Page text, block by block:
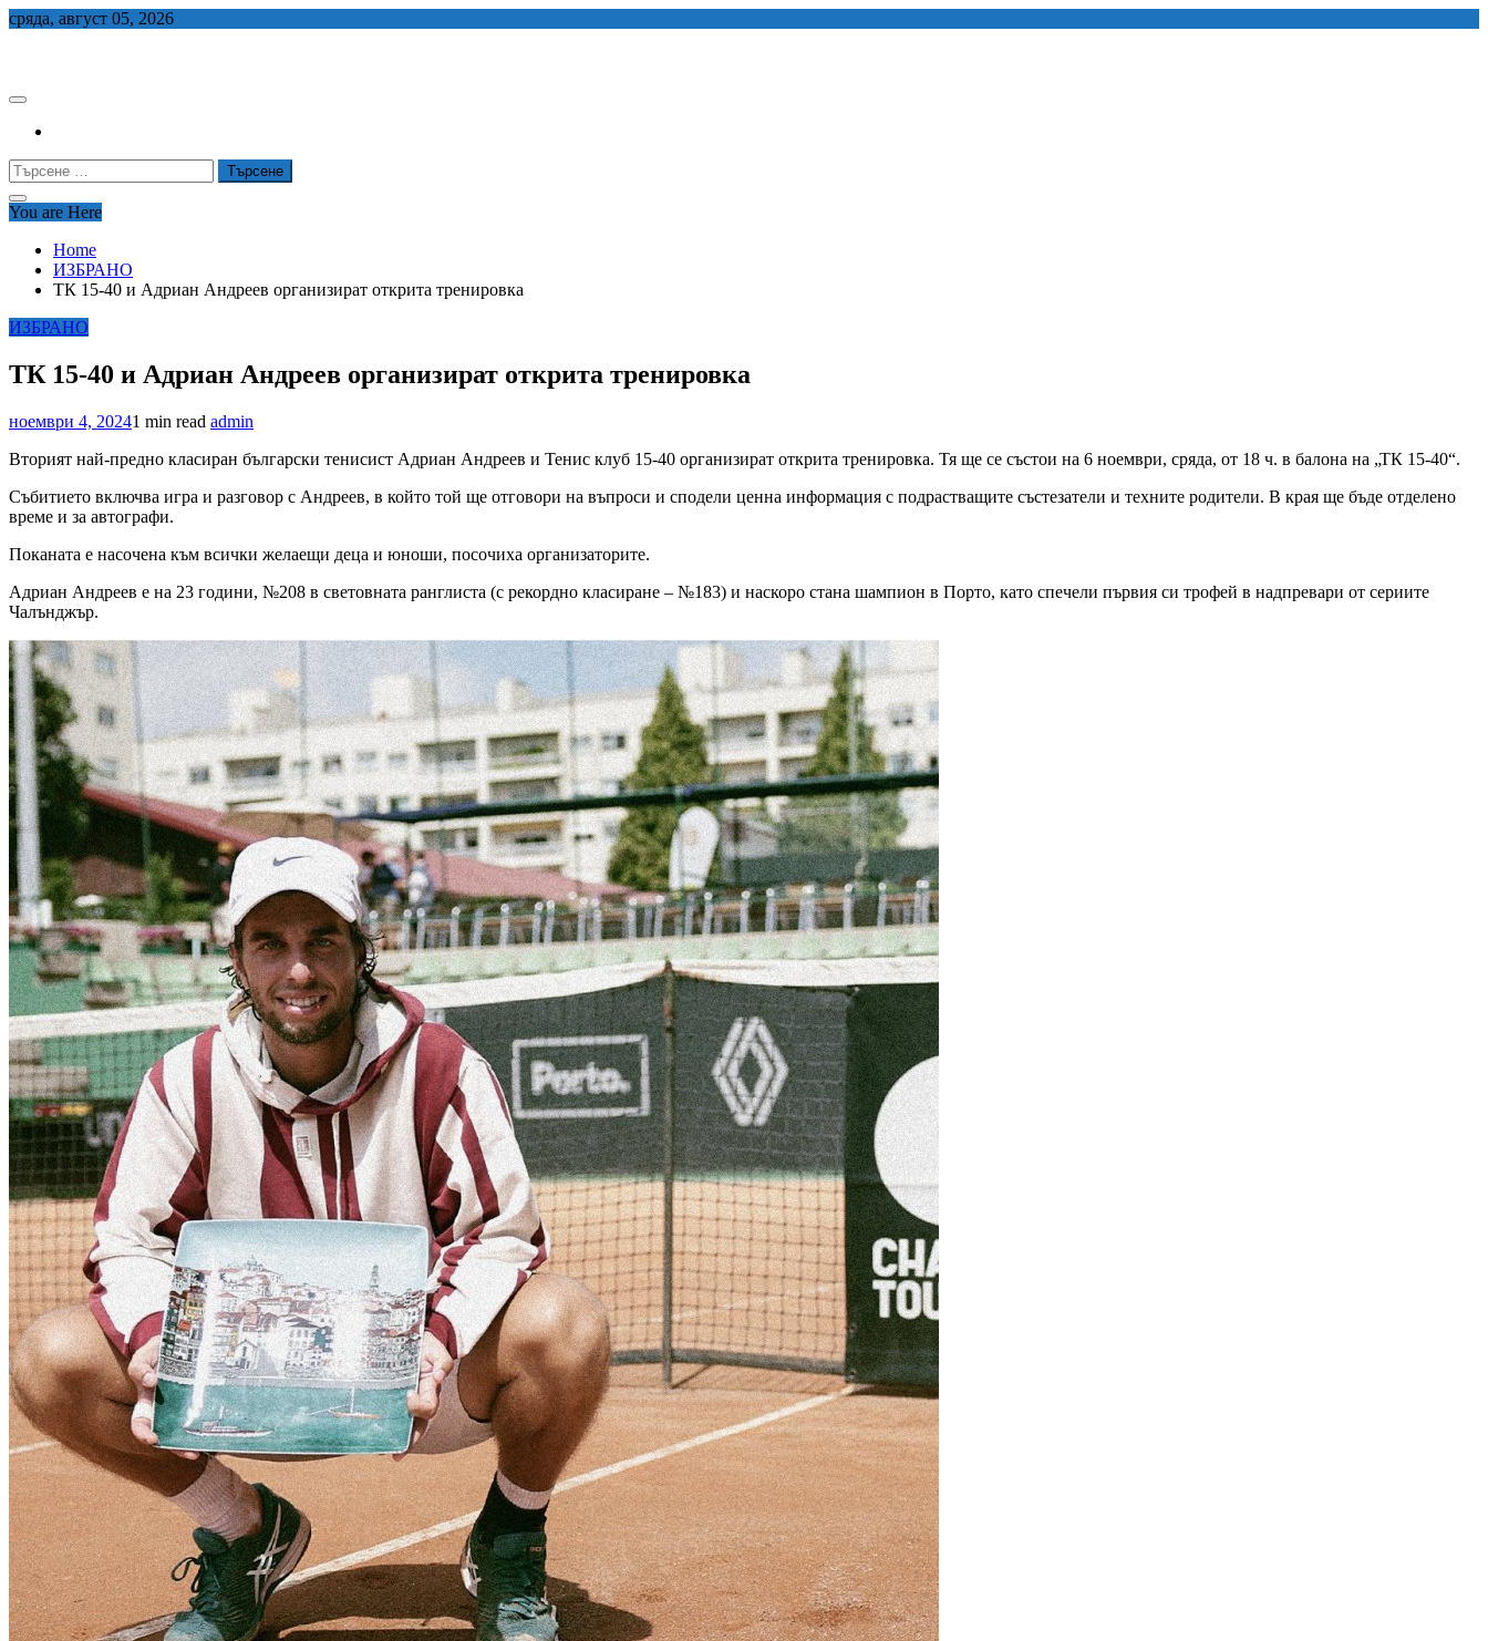
Skip
сряда, август 05, 2026
Търсене
за:
You are Here
Home
ИЗБРАНО
ТК 15-40 и Адриан Андреев организират открита тренировка
ИЗБРАНО
ТК 15-40 и Адриан Андреев организират открита тренировка
ноември 4, 20241 min read admin
Вторият най-предно класиран български тенисист Адриан Андреев и Тенис клуб 15-40 организират открита тренировка. Тя ще се състои на 6 ноември, сряда, от 18 ч. в балона на „ТК 15-40“.
Събитието включва игра и разговор с Андреев, в който той ще отговори на въпроси и сподели ценна информация с подрастващите състезатели и техните родители. В края ще бъде отделено
време и за автографи.
Поканата е насочена към всички желаещи деца и юноши, посочиха организаторите.
Адриан Андреев е на 23 години, №208 в световната ранглиста (с рекордно класиране – №183) и наскоро стана шампион в Порто, като спечели първия си трофей в надпревари от сериите
Чалънджър.